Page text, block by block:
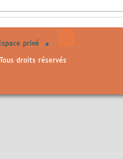
privé
droits réservés